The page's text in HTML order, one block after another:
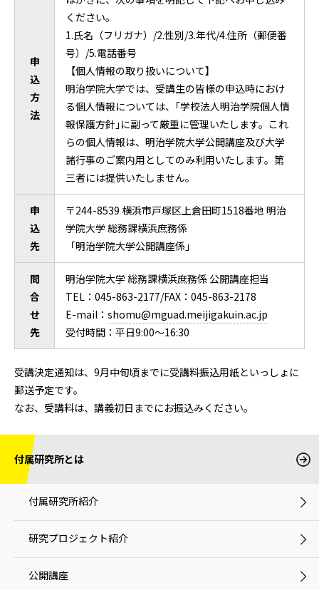
申
込
方
法
ください。
1.氏名（フリガナ）/2.性別/3.年代/4.住所（郵便番
号）/5.電話番号
【個人情報の取り扱いについて】
明治学院大学では、受講生の皆様の申込時におけ
る個人情報については、｢学校法人明治学院個人情
報保護方針｣に副って厳重に管理いたします。これ
らの個人情報は、明治学院大学公開講座及び大学
諸行事のご案内用としてのみ利用いたします。第
三者には提供いたしません。
申
込
先
〒244-8539 横浜市戸塚区上倉田町1518番地 明治
学院大学 総務課横浜庶務係
「明治学院大学公開講座係」
問
合
せ
先
明治学院大学 総務課横浜庶務係 公開講座担当
TEL：045-863-2177/FAX：045-863-2178
E-mail： shomu@mguad.meijigakuin.ac.jp
受付時間：平日9:00～16:30
受講決定通知は、9月中旬頃までに受講料振込用紙といっしょに
郵送予定です。
なお、受講料は、講義初日までにお振込みください。
付属研究所とは
付属研究所紹介
研究プロジェクト紹介
公開講座